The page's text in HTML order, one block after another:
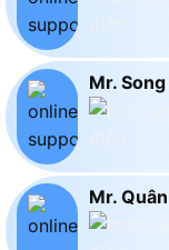
Mr. Song
Mr. Quân